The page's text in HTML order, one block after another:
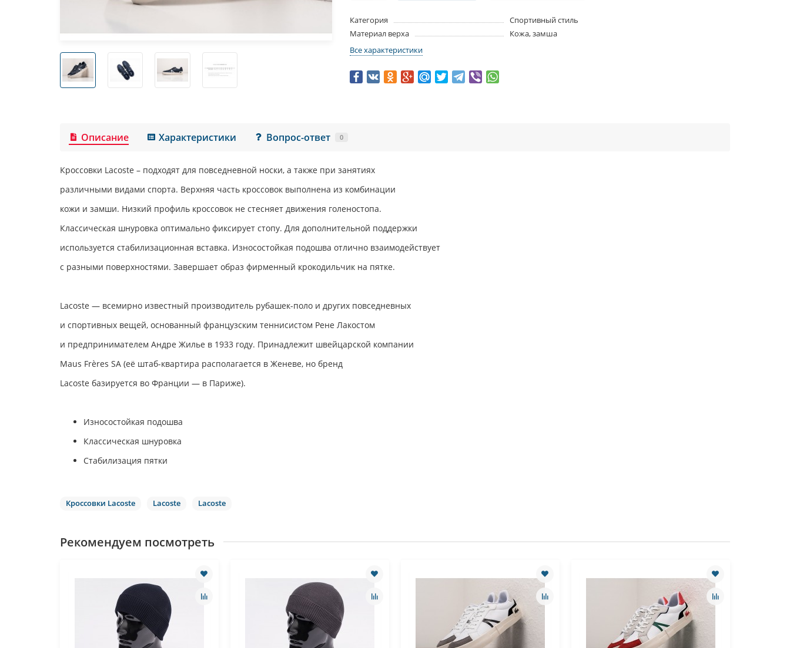
Категория
Спортивный стиль
Материал верха
Кожа, замша
Все характеристики
Описание Характеристики Вопрос-ответ 0
Кроссовки Lacoste – подходят для повседневной носки, а также при занятиях
различными видами спорта. Верхняя часть кроссовок выполнена из комбинации
кожи и замши. Низкий профиль кроссовок не стесняет движения голеностопа.
Классическая шнуровка оптимально фиксирует стопу. Для дополнительной поддержки
используется стабилизационная вставка. Износостойкая подошва отлично взаимодействует
с разными поверхностями. Завершает образ фирменный крокодильчик на пятке.
Lacoste — всемирно известный производитель рубашек-поло и других повседневных
и спортивных вещей, основанный французским теннисистом Рене Лакостом
и предпринимателем Андре Жилье в 1933 году. Принадлежит швейцарской компании
Maus Frères SA (её штаб-квартира располагается в Женеве, но бренд
Lacoste базируется во Франции — в Париже).
Износостойкая подошва
Классическая шнуровка
Стабилизация пятки
Кроссовки Lacoste Lacoste Lacoste
Рекомендуем посмотреть